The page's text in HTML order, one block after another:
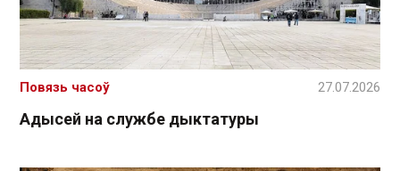
Адысей на службе дыктатуры
Повязь часоў 27.07.2026